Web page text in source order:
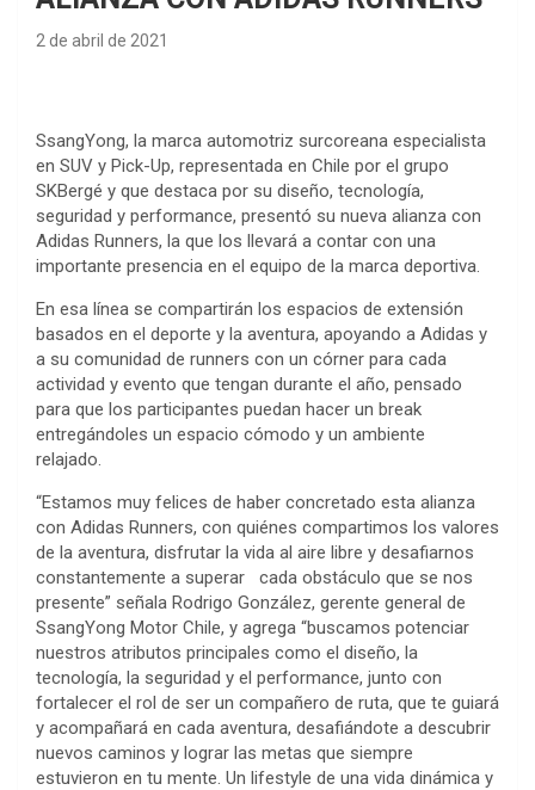
2 de abril de 2021
SsangYong, la marca automotriz surcoreana especialista
en SUV y Pick-Up, representada en Chile por el grupo
SKBergé y que destaca por su diseño, tecnología,
seguridad y performance, presentó su nueva alianza con
Adidas Runners, la que los llevará a contar con una
importante presencia en el equipo de la marca deportiva.
En esa línea se compartirán los espacios de extensión
basados en el deporte y la aventura, apoyando a Adidas y
a su comunidad de runners con un córner para cada
actividad y evento que tengan durante el año, pensado
para que los participantes puedan hacer un break
entregándoles un espacio cómodo y un ambiente
relajado.
“Estamos muy felices de haber concretado esta alianza
con Adidas Runners, con quiénes compartimos los valores
de la aventura, disfrutar la vida al aire libre y desafiarnos
constantemente a superar cada obstáculo que se nos
presente” señala Rodrigo González, gerente general de
SsangYong Motor Chile, y agrega “buscamos potenciar
nuestros atributos principales como el diseño, la
tecnología, la seguridad y el performance, junto con
fortalecer el rol de ser un compañero de ruta, que te guiará
y acompañará en cada aventura, desafiándote a descubrir
nuevos caminos y lograr las metas que siempre
estuvieron en tu mente. Un lifestyle de una vida dinámica y